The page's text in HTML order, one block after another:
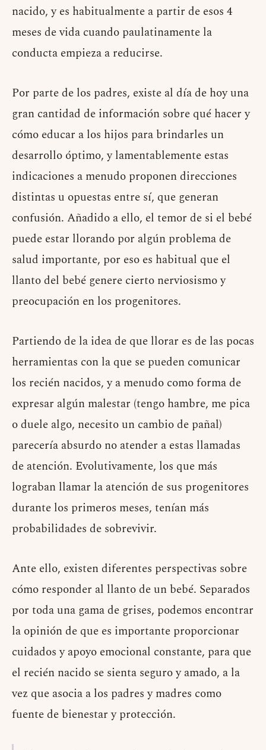
nacido, y es habitualmente a partir de esos 4
meses de vida cuando paulatinamente la
conducta empieza a reducirse.
Por parte de los padres, existe al día de hoy una
gran cantidad de información sobre qué hacer y
cómo educar a los hijos para brindarles un
desarrollo óptimo, y lamentablemente estas
indicaciones a menudo proponen direcciones
distintas u opuestas entre sí, que generan
confusión. Añadido a ello, el temor de si el bebé
puede estar llorando por algún problema de
salud importante, por eso es habitual que el
llanto del bebé genere cierto nerviosismo y
preocupación en los progenitores.
Partiendo de la idea de que llorar es de las pocas
herramientas con la que se pueden comunicar
los recién nacidos, y a menudo como forma de
expresar algún malestar (tengo hambre, me pica
o duele algo, necesito un cambio de pañal)
parecería absurdo no atender a estas llamadas
de atención. Evolutivamente, los que más
lograban llamar la atención de sus progenitores
durante los primeros meses, tenían más
probabilidades de sobrevivir.
Ante ello, existen diferentes perspectivas sobre
cómo responder al llanto de un bebé. Separados
por toda una gama de grises, podemos encontrar
la opinión de que es importante proporcionar
cuidados y apoyo emocional constante, para que
el recién nacido se sienta seguro y amado, a la
vez que asocia a los padres y madres como
fuente de bienestar y protección.